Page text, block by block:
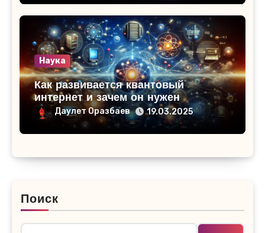
Наука
Как развивается квантовый
интернет и зачем он нужен
Даулет Оразбаев 19.03.2025
Поиск